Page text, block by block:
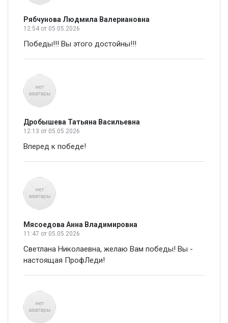
Рябчунова Людмила Валериановна
12:54 от 05.05.2026
Победы!!! Вы этого достойны!!!
Дробышева Татьяна Васильевна
12:13 от 05.05.2026
Вперед к победе!
Мясоедова Анна Владимировна
11:47 от 05.05.2026
Светлана Николаевна, желаю Вам победы! Вы -
настоящая ПрофЛеди!